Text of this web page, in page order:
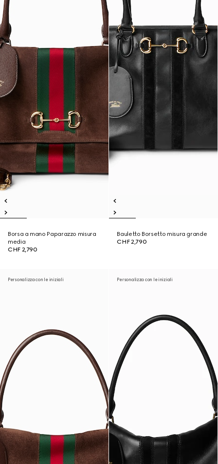
Borsa a mano Paparazzo misura
media
CHF 2,790
Bauletto Borsetto misura grande
CHF 2,790
Personalizza con le iniziali Personalizza con le iniziali